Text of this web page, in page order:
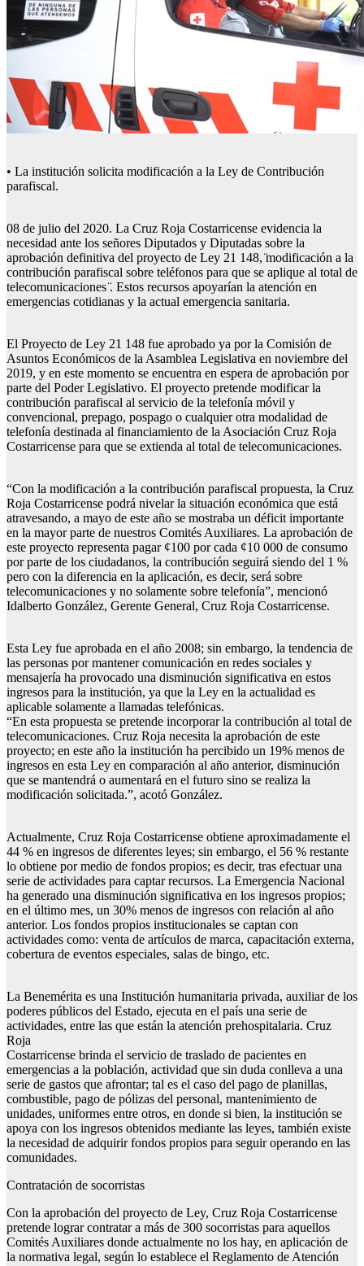
• La institución solicita modificación a la Ley de Contribución
parafiscal.
08 de julio del 2020. La Cruz Roja Costarricense evidencia la
necesidad ante los señores Diputados y Diputadas sobre la
aprobación definitiva del proyecto de Ley 21 148, ̈modificación a la
contribución parafiscal sobre teléfonos para que se aplique al total de
telecomunicaciones ̈. Estos recursos apoyarían la atención en
emergencias cotidianas y la actual emergencia sanitaria.
El Proyecto de Ley 21 148 fue aprobado ya por la Comisión de
Asuntos Económicos de la Asamblea Legislativa en noviembre del
2019, y en este momento se encuentra en espera de aprobación por
parte del Poder Legislativo. El proyecto pretende modificar la
contribución parafiscal al servicio de la telefonía móvil y
convencional, prepago, pospago o cualquier otra modalidad de
telefonía destinada al financiamiento de la Asociación Cruz Roja
Costarricense para que se extienda al total de telecomunicaciones.
“Con la modificación a la contribución parafiscal propuesta, la Cruz
Roja Costarricense podrá nivelar la situación económica que está
atravesando, a mayo de este año se mostraba un déficit importante
en la mayor parte de nuestros Comités Auxiliares. La aprobación de
este proyecto representa pagar ¢100 por cada ¢10 000 de consumo
por parte de los ciudadanos, la contribución seguirá siendo del 1 %
pero con la diferencia en la aplicación, es decir, será sobre
telecomunicaciones y no solamente sobre telefonía”, mencionó
Idalberto González, Gerente General, Cruz Roja Costarricense.
Esta Ley fue aprobada en el año 2008; sin embargo, la tendencia de
las personas por mantener comunicación en redes sociales y
mensajería ha provocado una disminución significativa en estos
ingresos para la institución, ya que la Ley en la actualidad es
aplicable solamente a llamadas telefónicas.
“En esta propuesta se pretende incorporar la contribución al total de
telecomunicaciones. Cruz Roja necesita la aprobación de este
proyecto; en este año la institución ha percibido un 19% menos de
ingresos en esta Ley en comparación al año anterior, disminución
que se mantendrá o aumentará en el futuro sino se realiza la
modificación solicitada.”, acotó González.
Actualmente, Cruz Roja Costarricense obtiene aproximadamente el
44 % en ingresos de diferentes leyes; sin embargo, el 56 % restante
lo obtiene por medio de fondos propios; es decir, tras efectuar una
serie de actividades para captar recursos. La Emergencia Nacional
ha generado una disminución significativa en los ingresos propios;
en el último mes, un 30% menos de ingresos con relación al año
anterior. Los fondos propios institucionales se captan con
actividades como: venta de artículos de marca, capacitación externa,
cobertura de eventos especiales, salas de bingo, etc.
La Benemérita es una Institución humanitaria privada, auxiliar de los
poderes públicos del Estado, ejecuta en el país una serie de
actividades, entre las que están la atención prehospitalaria. Cruz
Roja
Costarricense brinda el servicio de traslado de pacientes en
emergencias a la población, actividad que sin duda conlleva a una
serie de gastos que afrontar; tal es el caso del pago de planillas,
combustible, pago de pólizas del personal, mantenimiento de
unidades, uniformes entre otros, en donde si bien, la institución se
apoya con los ingresos obtenidos mediante las leyes, también existe
la necesidad de adquirir fondos propios para seguir operando en las
comunidades.
Contratación de socorristas
Con la aprobación del proyecto de Ley, Cruz Roja Costarricense
pretende lograr contratar a más de 300 socorristas para aquellos
Comités Auxiliares donde actualmente no los hay, en aplicación de
la normativa legal, según lo establece el Reglamento de Atención